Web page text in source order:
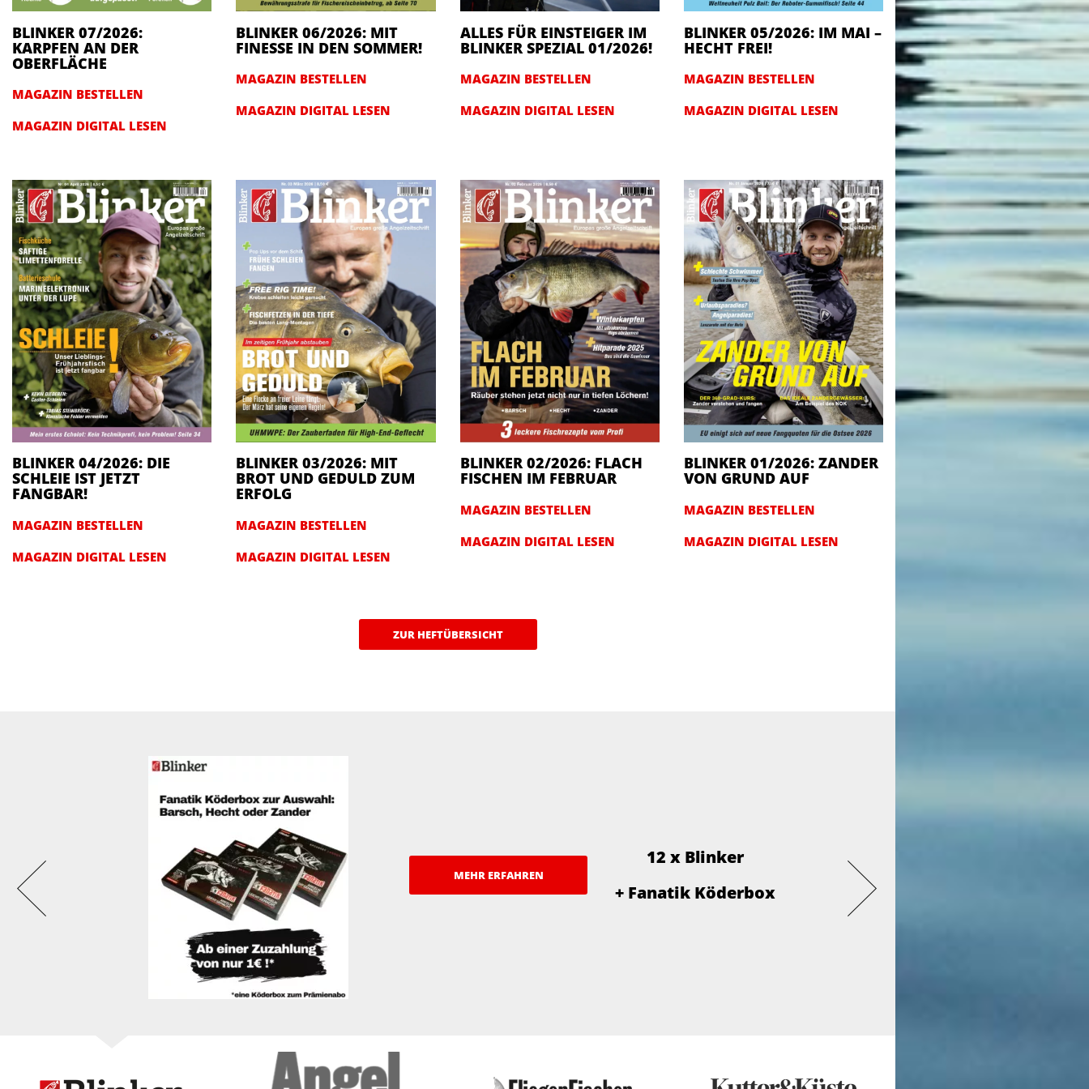
BLINKER 07/2026:
KARPFEN AN DER
OBERFLÄCHE
MAGAZIN BESTELLEN
MAGAZIN DIGITAL LESEN
BLINKER 06/2026: MIT
FINESSE IN DEN SOMMER!
MAGAZIN BESTELLEN
MAGAZIN DIGITAL LESEN
ALLES FÜR EINSTEIGER IM
BLINKER SPEZIAL 01/2026!
MAGAZIN BESTELLEN
MAGAZIN DIGITAL LESEN
BLINKER 05/2026: IM MAI –
HECHT FREI!
MAGAZIN BESTELLEN
MAGAZIN DIGITAL LESEN
BLINKER 04/2026: DIE
SCHLEIE IST JETZT
FANGBAR!
MAGAZIN BESTELLEN
MAGAZIN DIGITAL LESEN
BLINKER 03/2026: MIT
BROT UND GEDULD ZUM
ERFOLG
MAGAZIN BESTELLEN
MAGAZIN DIGITAL LESEN
BLINKER 02/2026: FLACH
FISCHEN IM FEBRUAR
MAGAZIN BESTELLEN
MAGAZIN DIGITAL LESEN
BLINKER 01/2026: ZANDER
VON GRUND AUF
MAGAZIN BESTELLEN
MAGAZIN DIGITAL LESEN
ZUR HEFTÜBERSICHT
12 x Blinker
+ Fanatik Köderbox
MEHR ERFAHREN